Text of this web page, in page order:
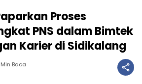
Proses
PNS dalam Bimtek
Karier di Sidikalang
Min Baca